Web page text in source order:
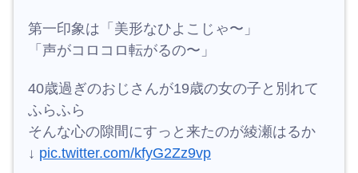
第一印象は「美形なひよこじゃ〜」
「声がコロコロ転がるの〜」
40歳過ぎのおじさんが19歳の女の子と別れて
ふらふら
そんな心の隙間にすっと来たのが綾瀬はるか
↓ pic.twitter.com/kfyG2Zz9vp